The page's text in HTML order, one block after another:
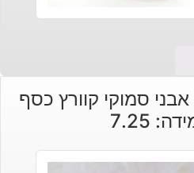
טבעת משובצת 5 אבני סמוקי קוורץ כסף